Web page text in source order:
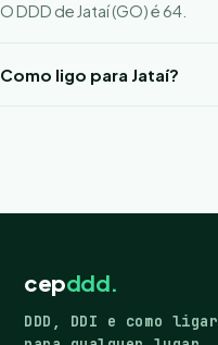
O DDD de Jataí (GO) é 64.
Como ligo para Jataí?
cepddd.
DDD, DDI e como ligar